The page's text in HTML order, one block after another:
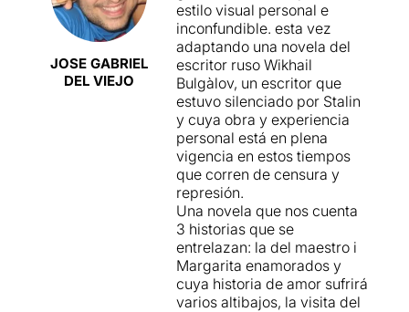
en la inteligencia del
público. Quizás no todo sea
perfecto, pero la obra deja
una huella clara y confirma
que el teatro, cuando se
atreve a dialogar con los
grandes clásicos, puede
abrir espacios de reflexión y
emoción con una fuerza
incuestionable.
aconsegueix transmetre una
història que importi o
commogui (és el mateix?) als
espectadors.
JOSE GABRIEL
DEL VIEJO
estilo visual personal e
inconfundible. esta vez
adaptando una novela del
escritor ruso Wikhail
Bulgàlov, un escritor que
estuvo silenciado por Stalin
y cuya obra y experiencia
personal está en plena
vigencia en estos tiempos
que corren de censura y
represión.
Una novela que nos cuenta
3 historias que se
entrelazan: la del maestro i
Margarita enamorados y
cuya historia de amor sufrirá
varios altibajos, la visita del